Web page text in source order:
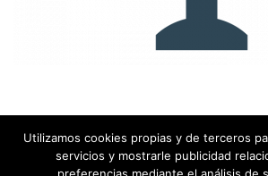
Utilizamos cookies propias y de terceros
servicios y mostrarle publicidad